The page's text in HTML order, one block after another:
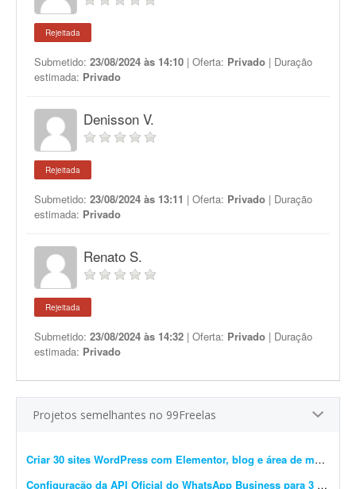
Rejeitada
Submetido: 23/08/2024 às 14:10 | Oferta: Privado | Duração
estimada: Privado
Denisson V.
Rejeitada
Submetido: 23/08/2024 às 13:11 | Oferta: Privado | Duração
estimada: Privado
Renato S.
Rejeitada
Submetido: 23/08/2024 às 14:32 | Oferta: Privado | Duração
estimada: Privado
Projetos semelhantes no 99Freelas
Criar 30 sites WordPress com Elementor, blog e área de membros
Configuração da API Oficial do WhatsApp Business para 3 instâncias